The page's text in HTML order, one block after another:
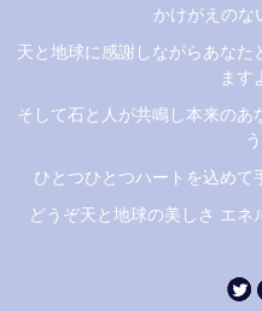
かけがえのな
天と地球に感謝しながらあな
ます
そして石と人が共鳴し本来のあ
ひとつひとつハートを込めて
どうぞ天と地球の美しさ エ